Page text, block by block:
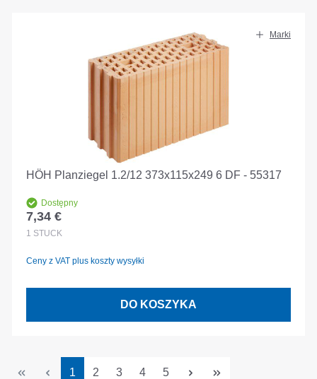
Marki
HÖH Planziegel 1.2/12 373x115x249 6 DF - 55317
Dostępny
Cena regularna:
7,34 €
1 STÜCK
Ceny z VAT plus koszty wysyłki
DO KOSZYKA
Strona
1 Strona
2 Strona
3 Strona
4 Strona
5